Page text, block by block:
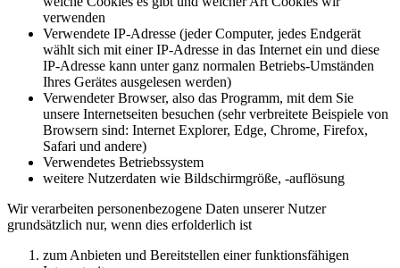
verwenden
Verwendete IP-Adresse (jeder Computer, jedes Endgerät
wählt sich mit einer IP-Adresse in das Internet ein und diese
IP-Adresse kann unter ganz normalen Betriebs-Umständen
Ihres Gerätes ausgelesen werden)
Verwendeter Browser, also das Programm, mit dem Sie
unsere Internetseiten besuchen (sehr verbreitete Beispiele von
Browsern sind: Internet Explorer, Edge, Chrome, Firefox,
Safari und andere)
Verwendetes Betriebssystem
weitere Nutzerdaten wie Bildschirmgröße, -auflösung
Wir verarbeiten personenbezogene Daten unserer Nutzer
grundsätzlich nur, wenn dies erfolderlich ist
zum Anbieten und Bereitstellen einer funktionsfähigen